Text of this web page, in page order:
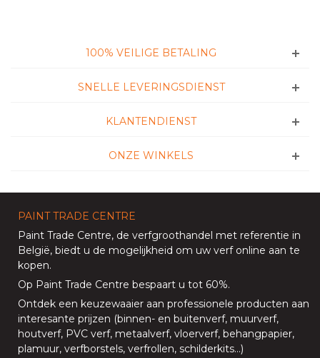
100% VEILIGE BETALING
SNELLE LEVERINGSDIENST
KLANTENDIENST
ONZE WINKELS
PAINT TRADE CENTRE
Paint Trade Centre, de verfgroothandel met referentie in
België, biedt u de mogelijkheid om uw verf online aan te
kopen.
Op Paint Trade Centre bespaart u tot 60%.
Ontdek een keuzewaaier aan professionele producten aan
interesante prijzen (binnen- en buitenverf, muurverf,
houtverf, PVC verf, metaalverf, vloerverf, behangpapier,
plamuur, verfborstels, verfrollen, schilderkits…)